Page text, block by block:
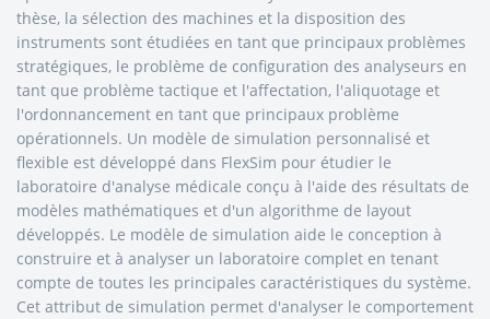
thèse, la sélection des machines et la disposition des
instruments sont étudiées en tant que principaux problèmes
stratégiques, le problème de configuration des analyseurs en
tant que problème tactique et l'affectation, l'aliquotage et
l'ordonnancement en tant que principaux problème
opérationnels. Un modèle de simulation personnalisé et
flexible est développé dans FlexSim pour étudier le
laboratoire d'analyse médicale conçu à l'aide des résultats de
modèles mathématiques et d'un algorithme de layout
développés. Le modèle de simulation aide le conception à
construire et à analyser un laboratoire complet en tenant
compte de toutes les principales caractéristiques du système.
Cet attribut de simulation permet d'analyser le comportement